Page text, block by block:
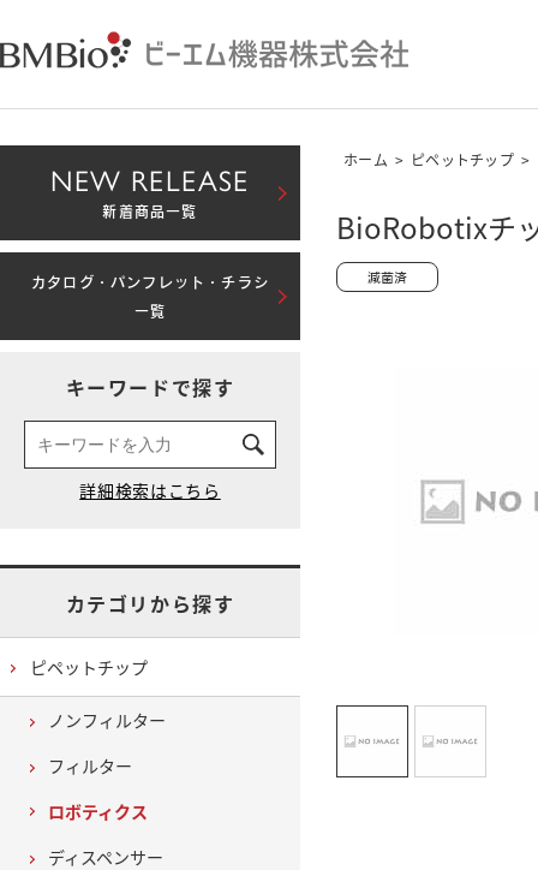
ホーム > ピペットチップ >
BioRobotixチ
NEW RELEASE
新着商品一覧
カタログ・パンフレット・チラシ
一覧
キーワードで探す
カテゴリから探す
ピペットチップ
ノンフィルター
フィルター
ロボティクス
ディスペンサー